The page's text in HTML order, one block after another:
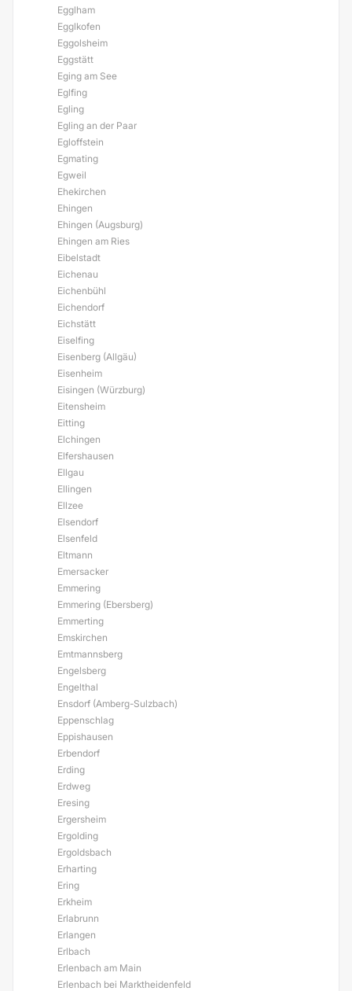
Egglham
Egglkofen
Eggolsheim
Eggstätt
Eging am See
Eglfing
Egling
Egling an der Paar
Egloffstein
Egmating
Egweil
Ehekirchen
Ehingen
Ehingen (Augsburg)
Ehingen am Ries
Eibelstadt
Eichenau
Eichenbühl
Eichendorf
Eichstätt
Eiselfing
Eisenberg (Allgäu)
Eisenheim
Eisingen (Würzburg)
Eitensheim
Eitting
Elchingen
Elfershausen
Ellgau
Ellingen
Ellzee
Elsendorf
Elsenfeld
Eltmann
Emersacker
Emmering
Emmering (Ebersberg)
Emmerting
Emskirchen
Emtmannsberg
Engelsberg
Engelthal
Ensdorf (Amberg-Sulzbach)
Eppenschlag
Eppishausen
Erbendorf
Erding
Erdweg
Eresing
Ergersheim
Ergolding
Ergoldsbach
Erharting
Ering
Erkheim
Erlabrunn
Erlangen
Erlbach
Erlenbach am Main
Erlenbach bei Marktheidenfeld